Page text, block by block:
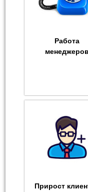
Работа
менеджеров
Прирост